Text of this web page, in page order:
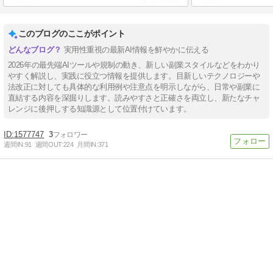
このブログのここがポイント
実用性重視の最新AI情報を鮮やかに伝える
2026年の最先端AIツールや規制の動き、新しい副業スタイルなどをわかり
やすく解説し、実践に役立つ情報を提供します。目新しいテクノロジーや
法改正に対しても具体的な利用例や注意点を明示しながら、日常や副業に
直結する内容を深掘りします。読みやすさと正確さを両立し、新たなチャ
レンジに後押しする知識源として位置付けています。
1577747 3
週間IN:91 週間OUT:224 月間IN:371